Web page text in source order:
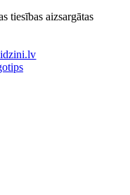
tiesības aizsargātas